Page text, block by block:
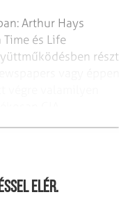
Arthur Hays
Time és Life
részt
elér.